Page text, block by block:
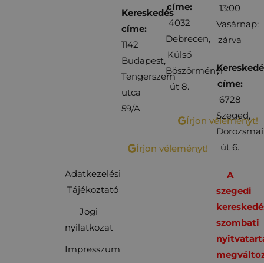
Adatkezelési
Tájékoztató
Jogi
nyilatkozat
Impresszum
Kereskedés
címe:
1142
Budapest,
Tengerszem
utca
59/A
Írjon véleményt!
címe:
4032
Debrecen,
Külső
Böszörményi
út 8.
Írjon véleményt!
13:00
Vasárnap:
zárva
címe:
6728
Szeged,
Dorozsmai
út 6.
A
szegedi
szombati